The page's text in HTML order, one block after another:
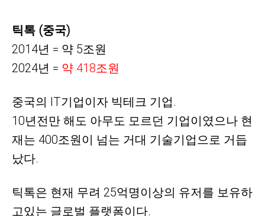
틱톡 (중국)
2014년 = 약 5조원
2024년 = 약 418조원
중국의 IT기업이자 빅테크 기업.
10년전만 해도 아무도 모르던 기업이였으나 현
재는 400조원이 넘는 거대 기술기업으로 거듭
났다.
틱톡은 현재 무려 25억명이상의 유저를 보유하
고있는 글로벌 플랫폼이다.